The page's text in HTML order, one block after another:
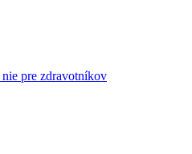
pre zdravotníkov